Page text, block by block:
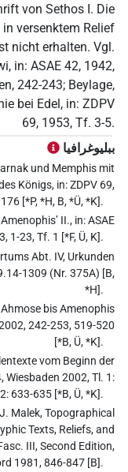
von Sethos I. Die
versenktem Relief
nicht erhalten. Vgl.
in: ASAE 42, 1942,
242-243; Beylage,
bei Edel, in: ZDPV
69, 1953, Tf. 3-5.
ببليوغرافيا
und Memphis mit
Königs, in: ZDPV 69,
[*P, *H, B, *Ü, *K].
II., in: ASAE
1-23, Tf. 1 [*F, Ü, K].
Abt. IV, Urkunden
1309 (Nr. 375A) [B,
*H].
bis Amenophis
242-253, 519-520
[*B, Ü, *K].
vom Beginn der
Wiesbaden 2002, Tl. 1:
633-635 [*B, Ü, *K].
Malek, Topographical
Texts, Reliefs, and
III, Second Edition,
1981, 846-847 [B].